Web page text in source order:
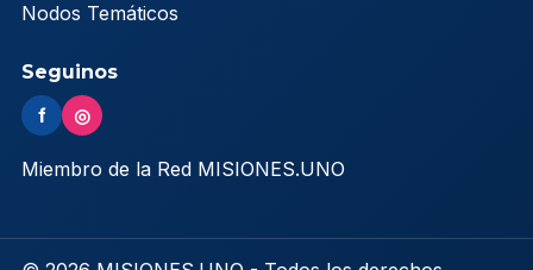
Nodos Temáticos
Seguinos
f ◎
Miembro de la Red MISIONES.UNO